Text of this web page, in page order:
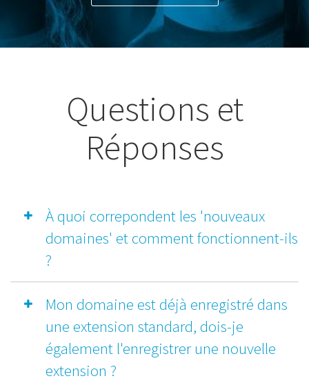
Questions et
Réponses
À quoi correpondent les 'nouveaux
domaines' et comment fonctionnent-ils
?
Mon domaine est déjà enregistré dans
une extension standard, dois-je
également l'enregistrer une nouvelle
extension ?